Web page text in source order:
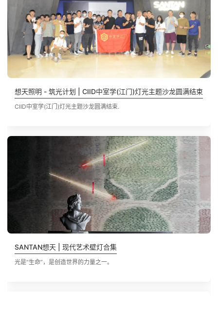
想天照明 - 筑光计划 | CIID中室学(江门)灯光主题沙龙圆满结束
CIID中室学(江门)灯光主题沙龙圆满结束.
SANTAN想天 | 现代艺术壁灯合集
光是“生命”，是创造世界的力量之一。